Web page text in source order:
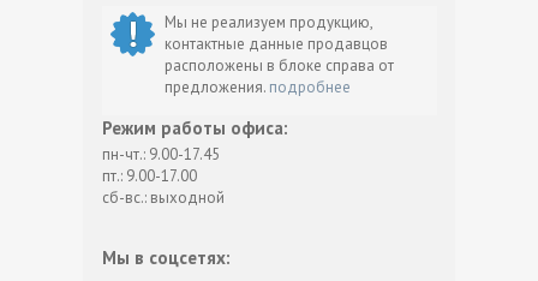
Мы не реализуем продукцию,
контактные данные продавцов
расположены в блоке справа от
предложения. подробнее
Режим работы офиса:
пн-чт.: 9.00-17.45
пт.: 9.00-17.00
сб-вс.: выходной
Мы в соцсетях: